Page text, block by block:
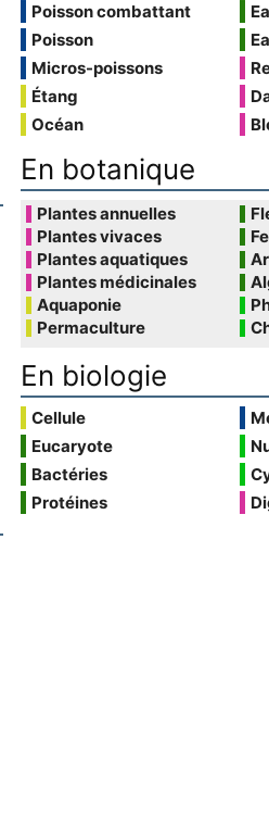
Poisson combattant
Poisson
Micros-poissons
Étang
Océan
En botanique
Plantes annuelles
Plantes vivaces
Plantes aquatiques
Plantes médicinales
Aquaponie
Permaculture
En biologie
Cellule
Eucaryote
Bactéries
Protéines